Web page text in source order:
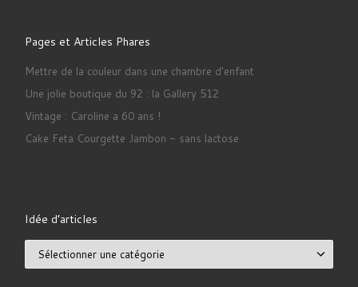
Pages et Articles Phares
Mettre de la couleur dans une chambre d'enfant
Une jolie boutique du 92 : la Gallery 512
Vintage : Caroline a 60 ans !
Cake Feta Courgette Jambon - sans lactose
Idée d’articles